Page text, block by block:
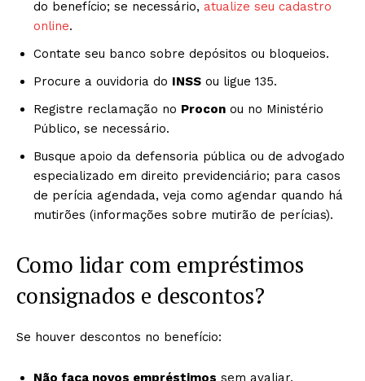
do benefício; se necessário, atualize seu cadastro
online.
Contate seu banco sobre depósitos ou bloqueios.
Procure a ouvidoria do INSS ou ligue 135.
Registre reclamação no Procon ou no Ministério
Público, se necessário.
Busque apoio da defensoria pública ou de advogado
especializado em direito previdenciário; para casos
de perícia agendada, veja como agendar quando há
mutirões (informações sobre mutirão de perícias).
Como lidar com empréstimos
consignados e descontos?
Se houver descontos no benefício:
Não faça novos empréstimos sem avaliar.